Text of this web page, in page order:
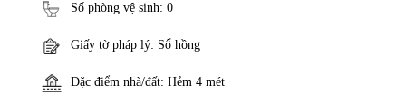
Số phòng vệ sinh: 0
Giấy tờ pháp lý: Sổ hồng
Đặc điểm nhà/đất: Hẻm 4 mét